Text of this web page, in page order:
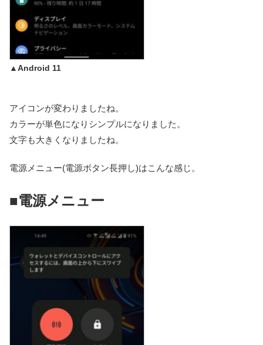
▲Android 11
アイコンが変わりましたね。
カラーが単色になりシンプルになりました。
文字も大きくなりましたね。
電源メニュー(電源ボタン長押し)はこんな感じ。
■電源メニュー